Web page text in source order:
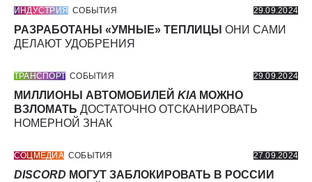
ИНДУСТРИЯ СОБЫТИЯ 29.09.2024
РАЗРАБОТАНЫ «УМНЫЕ» ТЕПЛИЦЫ ОНИ САМИ
ДЕЛАЮТ УДОБРЕНИЯ
ТРАНСПОРТ СОБЫТИЯ 29.09.2024
МИЛЛИОНЫ АВТОМОБИЛЕЙ KIA МОЖНО
ВЗЛОМАТЬ ДОСТАТОЧНО ОТСКАНИРОВАТЬ
НОМЕРНОЙ ЗНАК
СОЦМЕДИА СОБЫТИЯ 27.09.2024
DISCORD МОГУТ ЗАБЛОКИРОВАТЬ В РОССИИ